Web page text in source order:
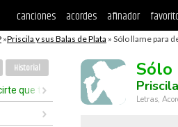
canciones acordes afinador
»Priscila y sus Balas de Plata » Sólo llame para
Historial
que te amo
Sólo
Letras,